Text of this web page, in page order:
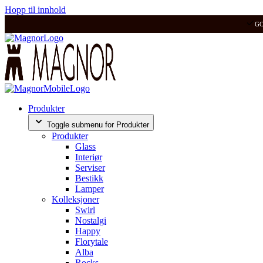
Hopp til innhold
Produkter
Toggle submenu for Produkter
Produkter
Glass
Interiør
Serviser
Bestikk
Lamper
Kolleksjoner
Swirl
Nostalgi
Happy
Florytale
Alba